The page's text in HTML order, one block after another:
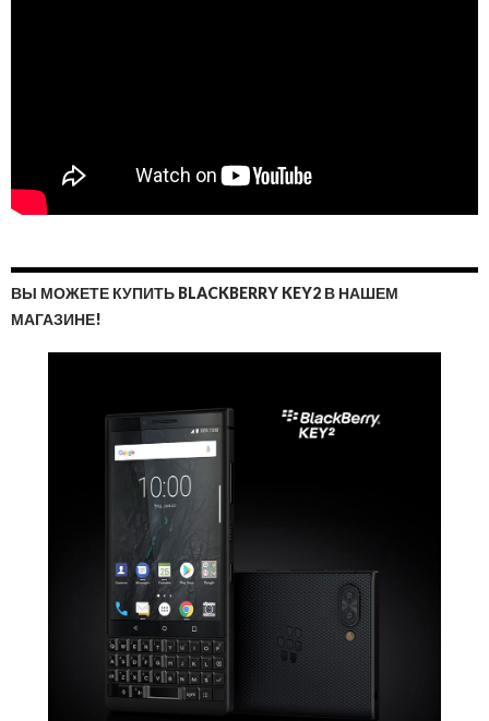
ВЫ МОЖЕТЕ КУПИТЬ BLACKBERRY KEY2 В НАШЕМ
МАГАЗИНЕ!